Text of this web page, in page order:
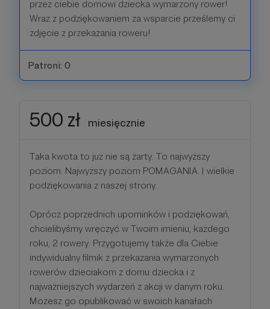
przez ciebie domowi dziecka wymarzony rower!
Wraz z podziękowaniem za wsparcie prześlemy ci
zdjęcie z przekazania roweru!
Patroni: 0
500 zł miesięcznie
Taka kwota to już nie są żarty. To najwyższy
poziom. Najwyższy poziom POMAGANIA. I wielkie
podziękowania z naszej strony.
Oprócz poprzednich upominków i podziękowań,
chcielibyśmy wręczyć w Twoim imieniu, każdego
roku, 2 rowery. Przygotujemy także dla Ciebie
indywidualny filmik z przekazania wymarzonych
rowerów dzieciakom z domu dziecka i z
najważniejszych wydarzeń z akcji w danym roku.
Możesz go opublikować w swoich kanałach